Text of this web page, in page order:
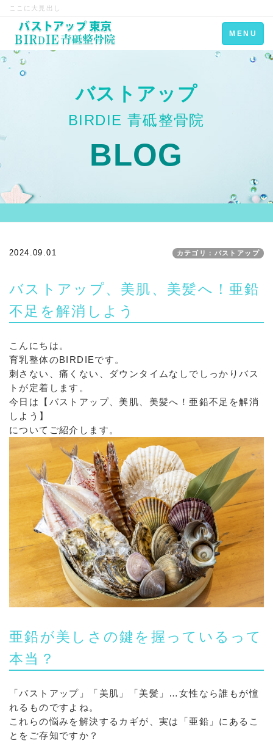
ここに大見出し
Toggle
navigation
MENU
バストアップ
BIRDIE 青砥整骨院
BLOG
2024.09.01 カテゴリ：バストアップ
バストアップ、美肌、美髪へ！亜鉛
不足を解消しよう
こんにちは。
育乳整体のBIRDIEです。
刺さない、痛くない、ダウンタイムなしでしっかりバス
トが定着します。
今日は【バストアップ、美肌、美髪へ！亜鉛不足を解消
しよう】
についてご紹介します。
亜鉛が美しさの鍵を握っているって
本当？
「バストアップ」「美肌」「美髪」…女性なら誰もが憧
れるものですよね。
これらの悩みを解決するカギが、実は「亜鉛」にあるこ
とをご存知ですか？